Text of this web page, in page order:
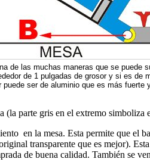
de las muchas maneras que se puede
de 1 pulgadas de grosor y si es de
ser de aluminio que es más fuerte
(la parte gris en el extremo simboliza
en la mesa. Esta permite que el
transparente que es mejor).
de buena calidad. También se